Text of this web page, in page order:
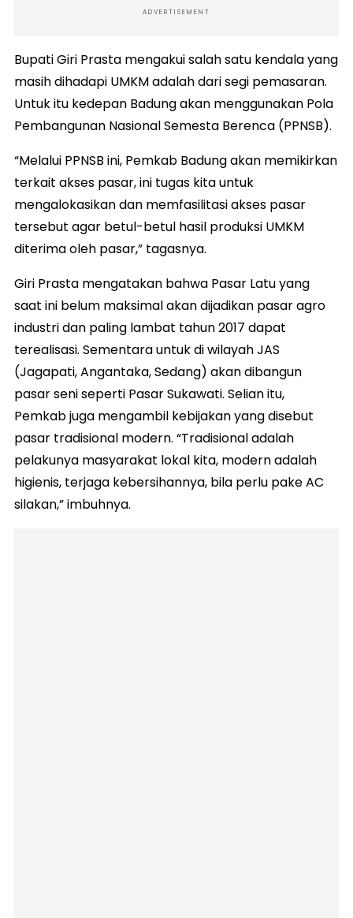
ADVERTISEMENT
Bupati Giri Prasta mengakui salah satu kendala yang
masih dihadapi UMKM adalah dari segi pemasaran.
Untuk itu kedepan Badung akan menggunakan Pola
Pembangunan Nasional Semesta Berenca (PPNSB).
“Melalui PPNSB ini, Pemkab Badung akan memikirkan
terkait akses pasar, ini tugas kita untuk
mengalokasikan dan memfasilitasi akses pasar
tersebut agar betul-betul hasil produksi UMKM
diterima oleh pasar,” tagasnya.
Giri Prasta mengatakan bahwa Pasar Latu yang
saat ini belum maksimal akan dijadikan pasar agro
industri dan paling lambat tahun 2017 dapat
terealisasi. Sementara untuk di wilayah JAS
(Jagapati, Angantaka, Sedang) akan dibangun
pasar seni seperti Pasar Sukawati. Selian itu,
Pemkab juga mengambil kebijakan yang disebut
pasar tradisional modern. “Tradisional adalah
pelakunya masyarakat lokal kita, modern adalah
higienis, terjaga kebersihannya, bila perlu pake AC
silakan,” imbuhnya.